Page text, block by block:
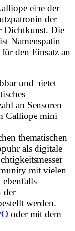
eine der
der
Dichtkunst. Die
Namenspatin
den Einsatz an
und bietet
an Sensoren
Calliope mini
thematischen
als digitale
mit vielen
der
werden.
oder mit dem